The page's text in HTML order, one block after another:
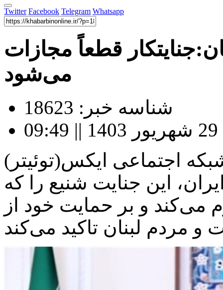
Twitter Facebook Telegram Whatsapp
قطعاً مجازات
می‌شود
شناسه خبر: 18623
اجتماعی ایکس(توئیتر)
این جنایت شنیع را که
می‌کند و بر حمایت خود از